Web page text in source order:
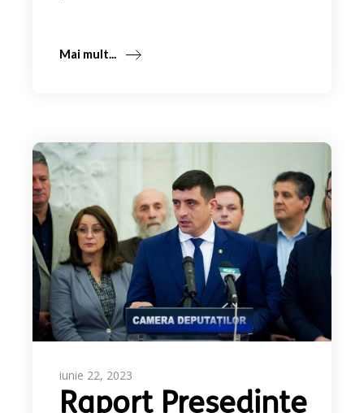
Mai mult...
iunie 22, 2023
Raport Președinte